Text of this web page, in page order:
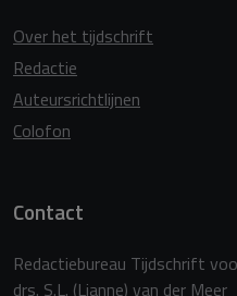
Over het tijdschrift
Redactie
Auteursrichtlijnen
Colofon
Contact
Redactiebureau Tijdschrift
drs. S.L. (Lianne) van der Meer